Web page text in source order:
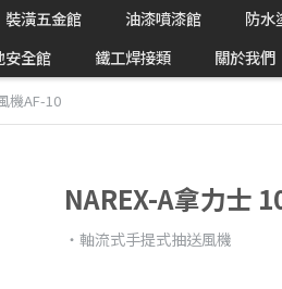
裝潢五金館 油漆噴漆館 防水
安全館 鐵工焊接類 關於我們
機AF-10
NAREX-A拿力士
‧軸流式手提式抽送風機